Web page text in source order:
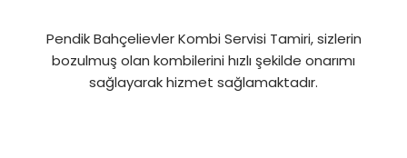
Pendik Bahçelievler Kombi Servisi Tamiri, sizlerin
bozulmuş olan kombilerini hızlı şekilde onarımı
sağlayarak hizmet sağlamaktadır.